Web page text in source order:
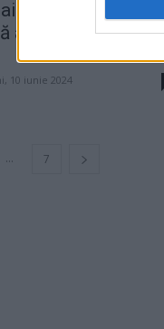
Poliţeanu (ex-
a fost ales primar
10 iunie 2024
... 7